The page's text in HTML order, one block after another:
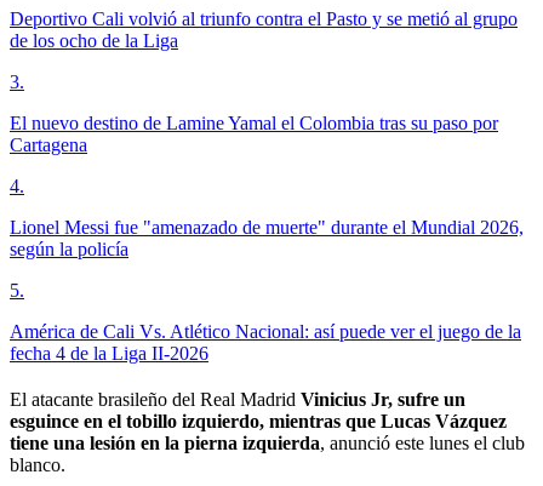
Deportivo Cali volvió al triunfo contra el Pasto y se metió al grupo
de los ocho de la Liga
3.
El nuevo destino de Lamine Yamal el Colombia tras su paso por
Cartagena
4.
Lionel Messi fue "amenazado de muerte" durante el Mundial 2026,
según la policía
5.
América de Cali Vs. Atlético Nacional: así puede ver el juego de la
fecha 4 de la Liga II-2026
El atacante brasileño del Real Madrid Vinicius Jr, sufre un
esguince en el tobillo izquierdo, mientras que Lucas Vázquez
tiene una lesión en la pierna izquierda, anunció este lunes el club
blanco.